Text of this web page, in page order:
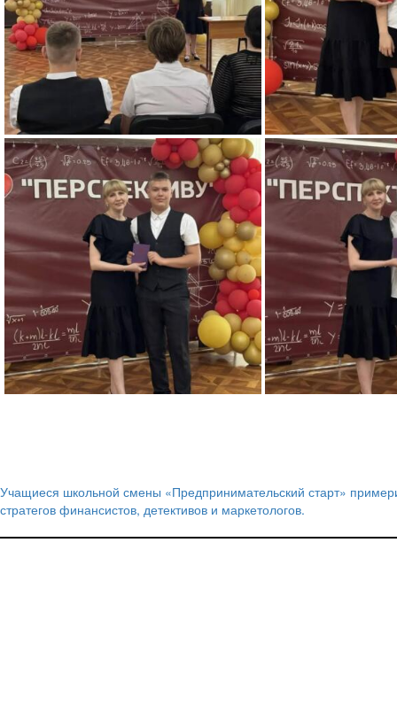
Навигация
по
Учащиеся школьной смены «Предпринимательский старт»
стратегов финансистов, детективов и маркетологов.